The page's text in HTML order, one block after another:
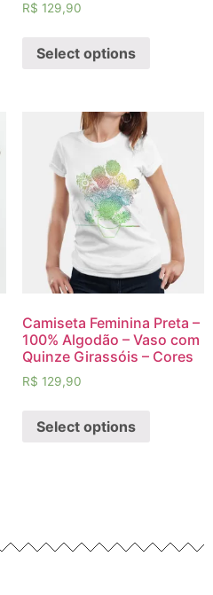
R$ 129,90
Select options
Camiseta Feminina Preta –
100% Algodão – Vaso com
Quinze Girassóis – Cores
R$ 129,90
Select options